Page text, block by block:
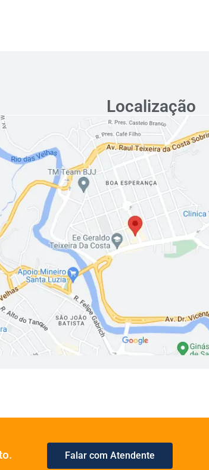
Localização
Falar com Atendente